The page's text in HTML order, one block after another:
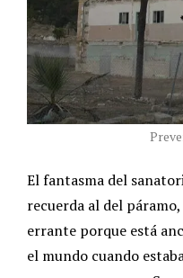
El fantasma del
recuerda al del
errante porque está
el mundo cuando